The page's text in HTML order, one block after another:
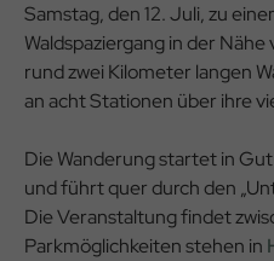
Samstag, den 12. Juli, zu
Waldspaziergang in der
rund zwei Kilometer langen
an acht Stationen über ihre
Die Wanderung startet in
und führt quer durch den
Die Veranstaltung findet
Parkmöglichkeiten stehen in